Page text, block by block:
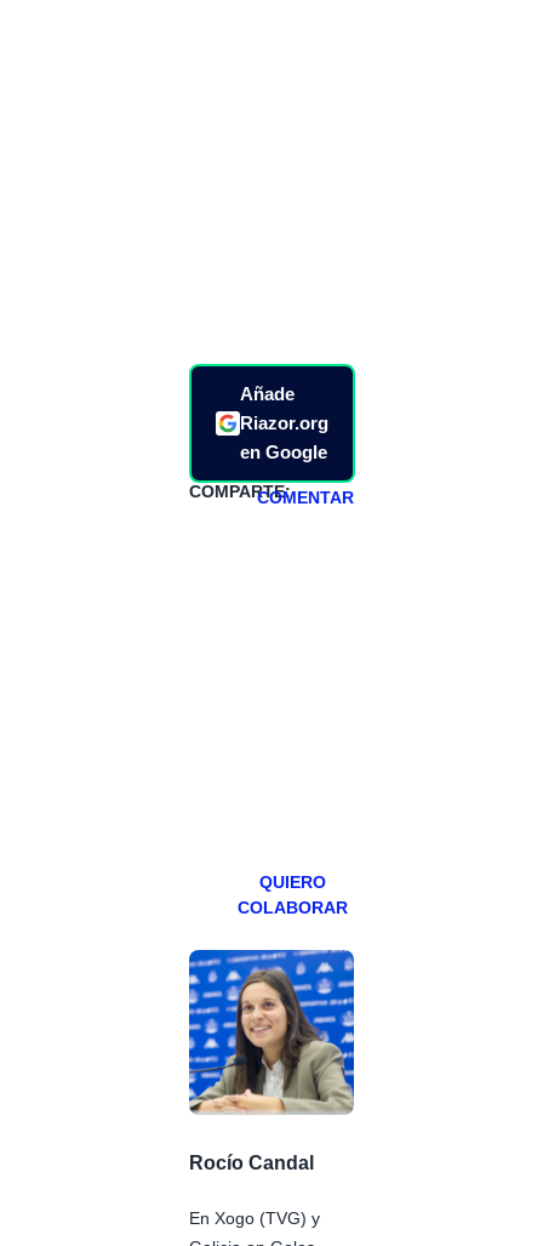
Añade
Riazor.org
en Google
COMPARTE:COMENTAR
QUIERO
COLABORAR
Rocío Candal
En Xogo (TVG) y